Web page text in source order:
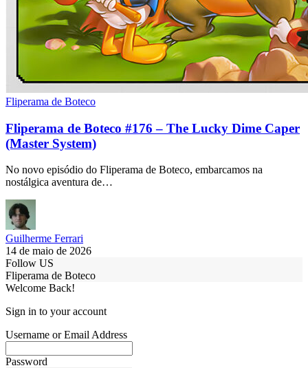
Fliperama de Boteco
Fliperama de Boteco #176 – The Lucky Dime Caper
(Master System)
No novo episódio do Fliperama de Boteco, embarcamos na
nostálgica aventura de…
Guilherme Ferrari
14 de maio de 2026
Follow US
Fliperama de Boteco
Welcome Back!
Sign in to your account
Username or Email Address
Password